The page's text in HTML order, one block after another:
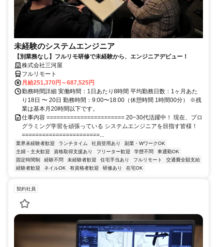
未経験のシステムエンジニア
【別業務なし】フルリモ研修で未経験から、エンジニアデビュー！
株式会社三河屋
フルリモート
月給251,370円～687,525円
勤務時間詳細 実働時間：1日あたり8時間 平均勤務日数：1ヶ月あた
り18日 〜 20日 勤務時間：9:00〜18:00（休憩時間 1時間00分） ※残
業は基本月20時間以下です。
仕事内容 ======================= 20−30代活躍中！ 現在、プロ
グラミング学習を頑張っている システムエンジニアを目指す皆様！
=======================...
業界未経験者歓迎 ランチタイム 社員登用あり
副業・WワークOK
主婦・主夫歓迎
資格取得支援あり フリーター歓迎 学歴不問
車通勤OK
固定時間制
経験不問 未経験者歓迎 住宅手当あり フルリモート
交通費全額支給
経験者歓迎
ネイルOK 有資格者歓迎 研修あり 在宅OK
契約社員